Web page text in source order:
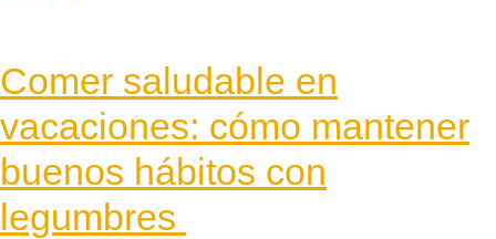
Comer saludable en
vacaciones: cómo mantener
buenos hábitos con
legumbres